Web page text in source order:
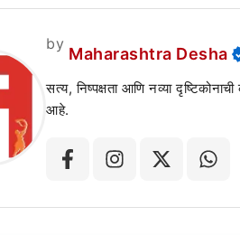
by
Maharashtra Desha
सत्य, निष्पक्षता आणि नव्या
आहे.